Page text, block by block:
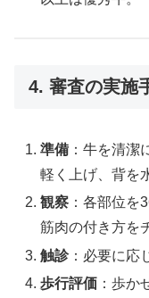
4. 審査の実施
準備 ：牛を清潔
軽く上げ、背を
観察 ：各部位を
筋肉の付き方を
触診：必要に応
歩行評価 ：歩か